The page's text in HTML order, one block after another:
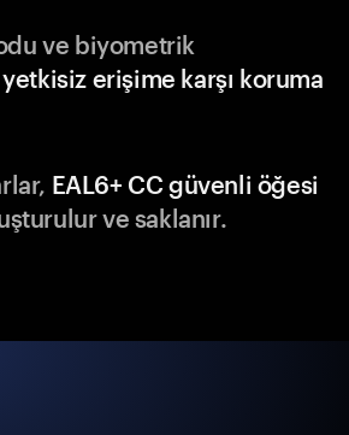
ve biyometrik
yetkisiz erişime karşı koruma
EAL6+ CC güvenli öğesi
ve saklanır.